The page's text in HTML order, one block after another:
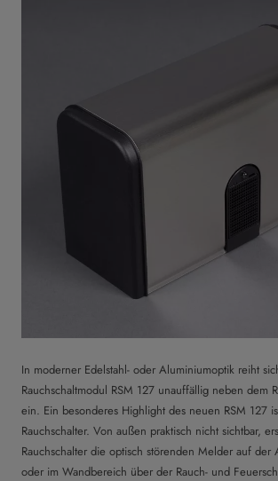
In moderner Edelstahl- oder Aluminiumoptik reiht
Rauchschaltmodul RSM 127 unauffällig neben dem
ein. Ein besonderes Highlight des neuen RSM 127
Rauchschalter. Von außen praktisch nicht sichtbar,
Rauchschalter die optisch störenden Melder auf der
oder im Wandbereich über der Rauch- und